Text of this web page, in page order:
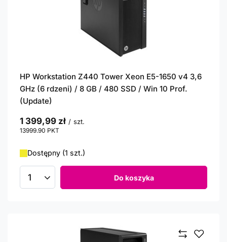
HP Workstation Z440 Tower Xeon E5-1650 v4 3,6
GHz (6 rdzeni) / 8 GB / 480 SSD / Win 10 Prof.
(Update)
1 399,99 zł / szt.
13999.90 PKT
Dostępny (1 szt.)
Ilość produktów Do koszyka